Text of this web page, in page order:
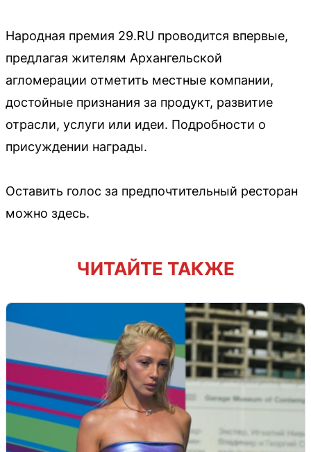
Народная премия 29.RU проводится впервые,
предлагая жителям Архангельской
агломерации отметить местные компании,
достойные признания за продукт, развитие
отрасли, услуги или идеи. Подробности о
присуждении награды.
Оставить голос за предпочтительный ресторан
можно здесь.
ЧИТАЙТЕ ТАКЖЕ